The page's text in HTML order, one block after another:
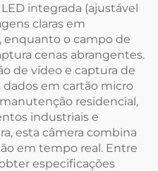
integrada (ajustável
claras em
enquanto o campo de
cenas abrangentes.
de vídeo e captura de
dados em cartão micro
manutenção residencial,
industriais e
esta câmera combina
em tempo real. Entre
especificações